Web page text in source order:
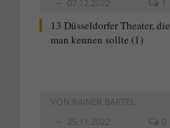
07.12.2022
1
13 Düsseldorfer Theater, die
man kennen sollte (1)
VON RAINER BARTEL
25.11.2022
0